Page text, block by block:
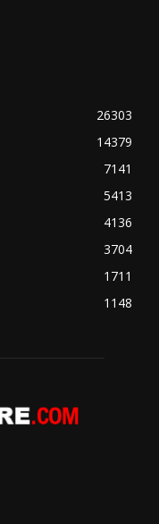
26303
14379
7141
5413
4136
3704
1711
1148